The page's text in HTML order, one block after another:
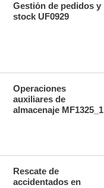
Gestión de pedidos y
stock UF0929
Operaciones
auxiliares de
almacenaje MF1325_1
Rescate de
accidentados en